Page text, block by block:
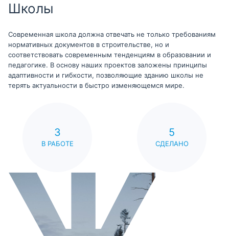
Школы
Современная школа должна отвечать не только требованиям
нормативных документов в строительстве, но и
соответствовать современным тенденциям в образовании и
педагогике. В основу наших проектов заложены принципы
адаптивности и гибкости, позволяющие зданию школы не
терять актуальности в быстро изменяющемся мире.
3
В РАБОТЕ
5
СДЕЛАНО